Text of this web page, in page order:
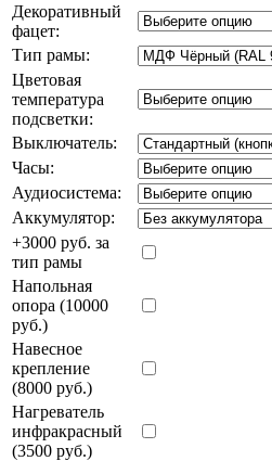
Декоративный
фацет:
Тип рамы:
Цветовая
температура
подсветки:
Выключатель:
Часы:
Аудиосистема:
Аккумулятор:
+3000 руб. за
тип рамы
Напольная
опора (10000
руб.)
Навесное
крепление
(8000 руб.)
Нагреватель
инфракрасный
(3500 руб.)